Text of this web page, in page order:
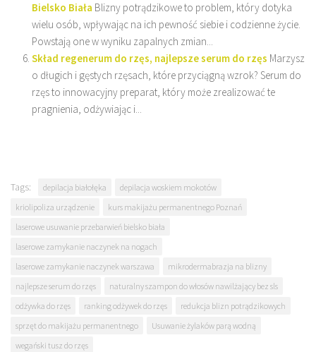
Bielsko Biała Blizny potrądzikowe to problem, który dotyka
wielu osób, wpływając na ich pewność siebie i codzienne życie.
Powstają one w wyniku zapalnych zmian...
Skład regenerum do rzęs, najlepsze serum do rzęs Marzysz
o długich i gęstych rzęsach, które przyciągną wzrok? Serum do
rzęs to innowacyjny preparat, który może zrealizować te
pragnienia, odżywiając i...
Tags: depilacja białołęka
depilacja woskiem mokotów
kriolipoliza urządzenie
kurs makijażu permanentnego Poznań
laserowe usuwanie przebarwień bielsko biała
laserowe zamykanie naczynek na nogach
laserowe zamykanie naczynek warszawa
mikrodermabrazja na blizny
najlepsze serum do rzęs
naturalny szampon do włosów nawilżający bez sls
odżywka do rzęs
ranking odżywek do rzęs
redukcja blizn potrądzikowych
sprzęt do makijażu permanentnego
Usuwanie żylaków parą wodną
wegański tusz do rzęs